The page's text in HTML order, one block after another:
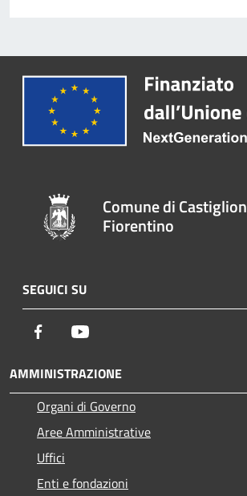
Comune di Castiglion
Fiorentino
SEGUICI SU
Facebook
AMMINISTRAZIONE
Organi di Governo
Aree Amministrative
Uffici
Enti e fondazioni